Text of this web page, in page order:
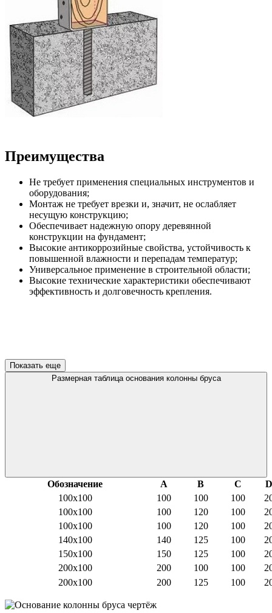
Преимущества
Не требует применения специальных инструментов и
оборудования;
Монтаж не требует врезки и, значит, не ослабляет
несущую конструкцию;
Обеспечивает надежную опору деревянной
конструкции на фундамент;
Высокие антикоррозийные свойства, устойчивость к
повышенной влажности и перепадам температур;
Универсальное применение в строительной области;
Высокие технические характеристики обеспечивают
эффективность и долговечность крепления.
Показать еще
Размерная таблица основания колонны бруса
Обозначение А B C
D
100х100
100 100 100
100х100
100 120 100
100х100
100 120 100
140х100
140 125 100
150х100
150 125 100
200х100
200 100 100
200х100
200 125 100